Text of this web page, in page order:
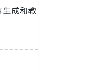
成和教